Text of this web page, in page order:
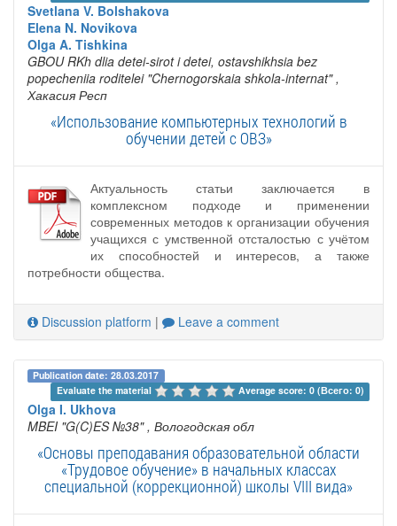
Svetlana V. Bolshakova
Elena N. Novikova
Olga A. Tishkina
GBOU RKh dlia detei-sirot i detei, ostavshikhsia bez
popecheniia roditelei "Chernogorskaia shkola-internat" ,
Хакасия Респ
«Использование компьютерных технологий в
обучении детей с ОВЗ»
Актуальность статьи заключается в
комплексном подходе и применении
современных методов к организации обучения
учащихся с умственной отсталостью с учётом
их способностей и интересов, а также
потребности общества.
Discussion platform | Leave a comment
Publication date: 28.03.2017
Evaluate the material
Average score: 0 (Всего: 0)
Olga I. Ukhova
MBEI "G(C)ES №38" , Вологодская обл
«Основы преподавания образовательной области
«Трудовое обучение» в начальных классах
специальной (коррекционной) школы VIII вида»